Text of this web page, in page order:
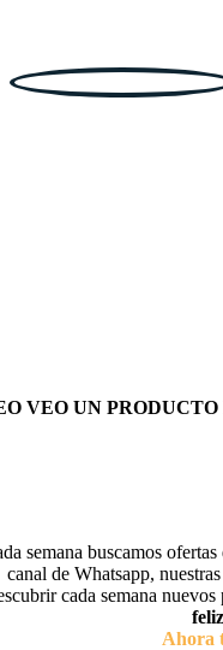
VEO UN
semana buscamos
canal de Whatsapp,
cada semana
Ahora